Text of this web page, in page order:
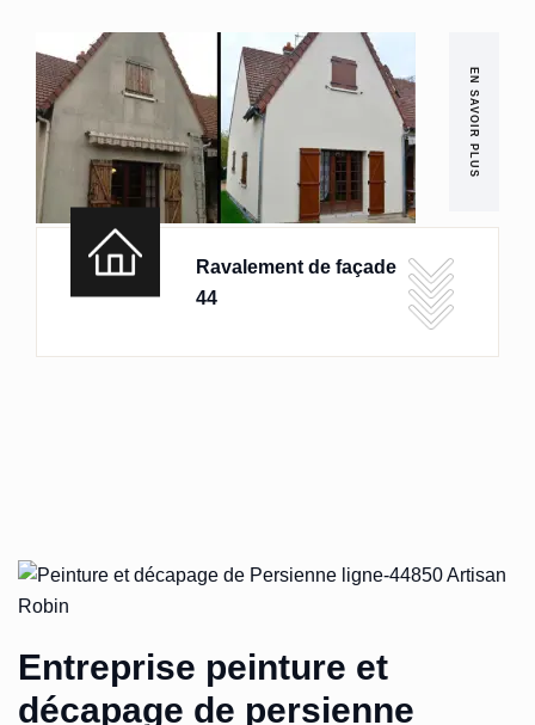
EN SAVOIR PLUS
Ravalement de façade
44
Entreprise peinture et
décapage de persienne